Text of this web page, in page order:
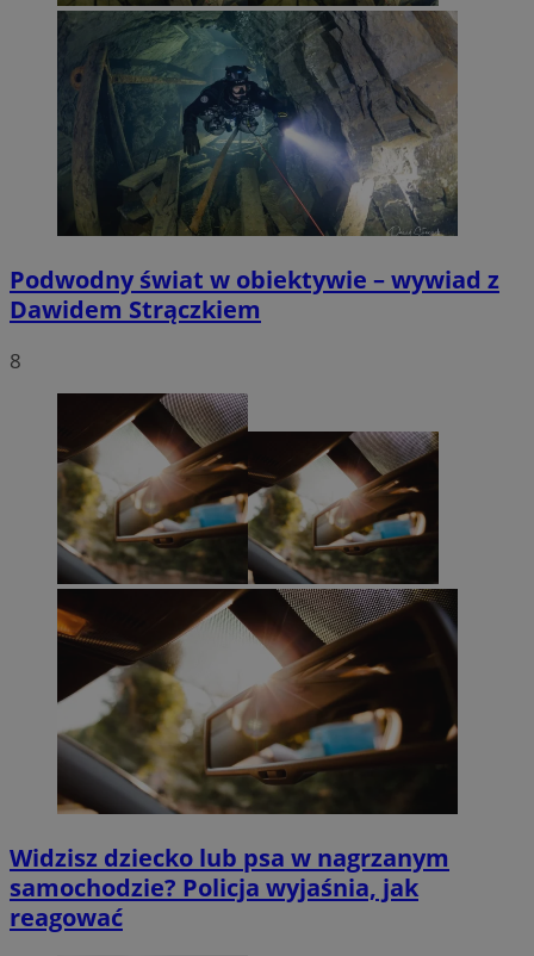
Podwodny świat w obiektywie – wywiad z
Dawidem Strączkiem
8
Widzisz dziecko lub psa w nagrzanym
samochodzie? Policja wyjaśnia, jak
reagować